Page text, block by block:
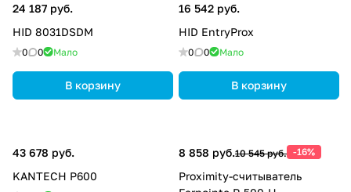
24 187 руб.
HID 8031DSDM
0 0 Мало
В корзину
16 542 руб.
HID EntryProx
0 0 Мало
В корзину
43 678 руб.
KANTECH P600
8 858 руб.10 545 руб. -16%
Proximity-считыватель